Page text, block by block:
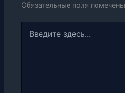
Обязательные поля помечены
здесь...